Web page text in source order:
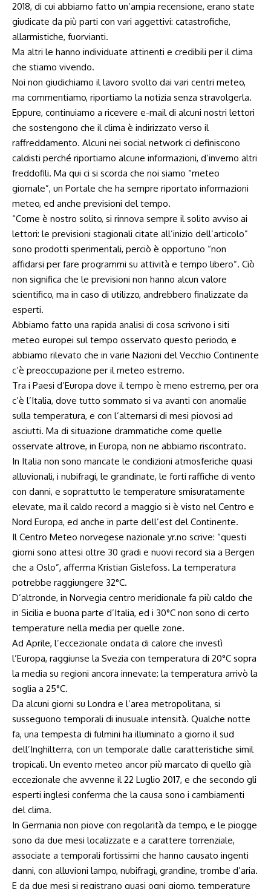
2018, di cui abbiamo fatto un’ampia recensione, erano state
giudicate da più parti con vari aggettivi: catastrofiche,
allarmistiche, fuorvianti.
Ma altri le hanno individuate attinenti e credibili per il clima
che stiamo vivendo.
Noi non giudichiamo il lavoro svolto dai vari centri meteo,
ma commentiamo, riportiamo la notizia senza stravolgerla.
Eppure, continuiamo a ricevere e-mail di alcuni nostri lettori
che sostengono che il clima è indirizzato verso il
raffreddamento. Alcuni nei social network ci definiscono
caldisti perché riportiamo alcune informazioni, d’inverno altri
freddofili. Ma qui ci si scorda che noi siamo “meteo
giornale”, un Portale che ha sempre riportato informazioni
meteo, ed anche previsioni del tempo.
“Come è nostro solito, si rinnova sempre il solito avviso ai
lettori: le previsioni stagionali citate all’inizio dell’articolo”
sono prodotti sperimentali, perciò è opportuno “non
affidarsi per fare programmi su attività e tempo libero”. Ciò
non significa che le previsioni non hanno alcun valore
scientifico, ma in caso di utilizzo, andrebbero finalizzate da
esperti.
Abbiamo fatto una rapida analisi di cosa scrivono i siti
meteo europei sul tempo osservato questo periodo, e
abbiamo rilevato che in varie Nazioni del Vecchio Continente
c’è preoccupazione per il meteo estremo.
Tra i Paesi d’Europa dove il tempo è meno estremo, per ora
c’è l’Italia, dove tutto sommato si va avanti con anomalie
sulla temperatura, e con l’alternarsi di mesi piovosi ad
asciutti. Ma di situazione drammatiche come quelle
osservate altrove, in Europa, non ne abbiamo riscontrato.
In Italia non sono mancate le condizioni atmosferiche quasi
alluvionali, i nubifragi, le grandinate, le forti raffiche di vento
con danni, e soprattutto le temperature smisuratamente
elevate, ma il caldo record a maggio si è visto nel Centro e
Nord Europa, ed anche in parte dell’est del Continente.
Il Centro Meteo norvegese nazionale yr.no scrive: “questi
giorni sono attesi oltre 30 gradi e nuovi record sia a Bergen
che a Oslo”, afferma Kristian Gislefoss. La temperatura
potrebbe raggiungere 32°C.
D’altronde, in Norvegia centro meridionale fa più caldo che
in Sicilia e buona parte d’Italia, ed i 30°C non sono di certo
temperature nella media per quelle zone.
Ad Aprile, l’eccezionale ondata di calore che investì
l’Europa, raggiunse la Svezia con temperatura di 20°C sopra
la media su regioni ancora innevate: la temperatura arrivò la
soglia a 25°C.
Da alcuni giorni su Londra e l’area metropolitana, si
susseguono temporali di inusuale intensità. Qualche notte
fa, una tempesta di fulmini ha illuminato a giorno il sud
dell’Inghilterra, con un temporale dalle caratteristiche simil
tropicali. Un evento meteo ancor più marcato di quello già
eccezionale che avvenne il 22 Luglio 2017, e che secondo gli
esperti inglesi conferma che la causa sono i cambiamenti
del clima.
In Germania non piove con regolarità da tempo, e le piogge
sono da due mesi localizzate e a carattere torrenziale,
associate a temporali fortissimi che hanno causato ingenti
danni, con alluvioni lampo, nubifragi, grandine, trombe d’aria.
E da due mesi si registrano quasi ogni giorno, temperature